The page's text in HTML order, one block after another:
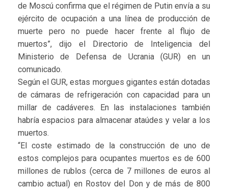
de Moscú confirma que el régimen de Putin envía a su
ejército de ocupación a una línea de producción de
muerte pero no puede hacer frente al flujo de
muertos”, dijo el Directorio de Inteligencia del
Ministerio de Defensa de Ucrania (GUR) en un
comunicado.
Según el GUR, estas morgues gigantes están dotadas
de cámaras de refrigeración con capacidad para un
millar de cadáveres. En las instalaciones también
habría espacios para almacenar ataúdes y velar a los
muertos.
“El coste estimado de la construcción de uno de
estos complejos para ocupantes muertos es de 600
millones de rublos (cerca de 7 millones de euros al
cambio actual) en Rostov del Don y de más de 800